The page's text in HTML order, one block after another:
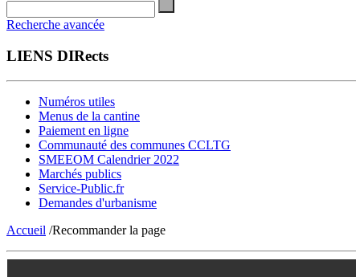
Recherche avancée
LIENS DIRects
Numéros utiles
Menus de la cantine
Paiement en ligne
Communauté des communes CCLTG
SMEEOM Calendrier 2022
Marchés publics
Service-Public.fr
Demandes d'urbanisme
Accueil /Recommander la page